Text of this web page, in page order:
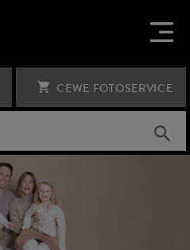
CEWE FOTOSERVICE